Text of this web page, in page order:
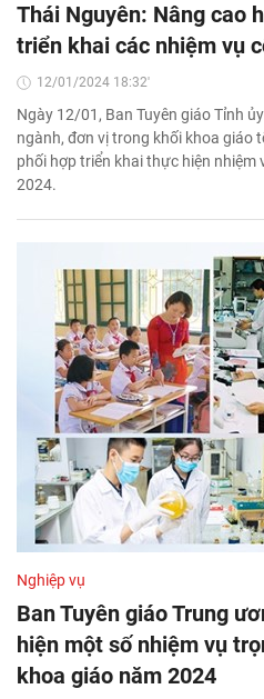
Thái Nguyên: Nâng cao
triển khai các nhiệm vụ
12/01/2024 18:32'
Ngày 12/01, Ban Tuyên giáo Tỉnh
ngành, đơn vị trong khối khoa giáo
phối hợp triển khai thực hiện nhiệm
2024.
Nghiệp vụ
Ban Tuyên giáo Trung
hiện một số nhiệm vụ
khoa giáo năm 2024